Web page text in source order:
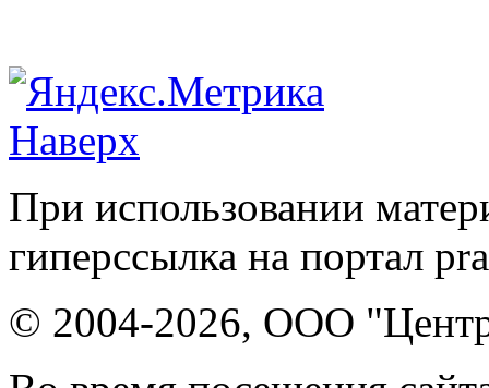
Наверх
При использовании
гиперссылка на портал
© 2004-2026, ООО "Центр